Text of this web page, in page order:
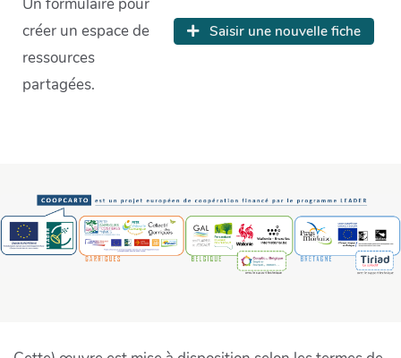
créer un espace de
ressources
partagées.
Saisir une nouvelle fiche